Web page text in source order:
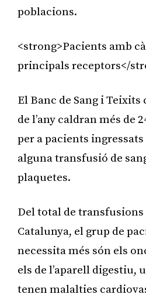
poblacions.
<strong>Pacients amb
principals receptors</
El Banc de Sang i
de l’any caldran més de
per a pacients
alguna transfusió de
plaquetes.
Del total de transfusions
Catalunya, el grup de
necessita més són els
els de l’aparell digestiu,
tenen malalties